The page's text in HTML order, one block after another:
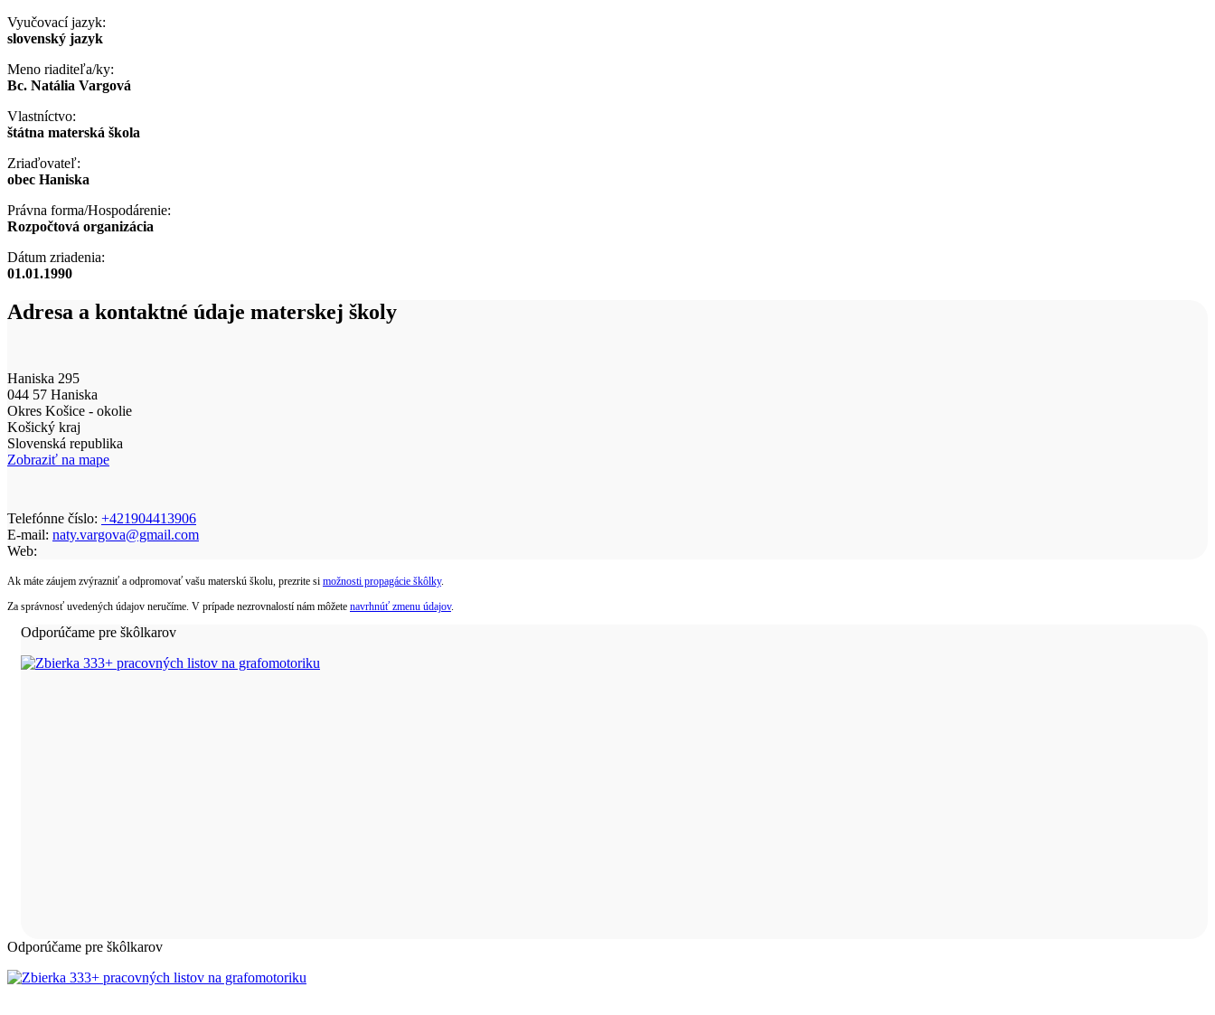
Vyučovací jazyk:
slovenský jazyk
Meno riaditeľa/ky:
Bc. Natália Vargová
Vlastníctvo:
štátna materská škola
Zriaďovateľ:
obec Haniska
Právna forma/Hospodárenie:
Rozpočtová organizácia
Dátum zriadenia:
01.01.1990
Adresa a kontaktné údaje materskej školy
Haniska 295
044 57 Haniska
Okres Košice - okolie
Košický kraj
Slovenská republika
Zobraziť na mape
Telefónne číslo: +421904413906
E-mail: naty.vargova@gmail.com
Web:
Ak máte záujem zvýrazniť a odpromovať vašu materskú školu, prezrite si možnosti propagácie škôlky.
Za správnosť uvedených údajov neručíme. V prípade nezrovnalostí nám môžete navrhnúť zmenu údajov.
Odporúčame pre škôlkarov
Odporúčame pre škôlkarov